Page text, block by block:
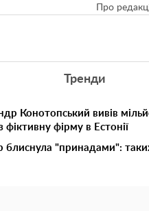
Про
Тренди
Конотопський вивів
фірму в Естонії
блиснула "принадами":